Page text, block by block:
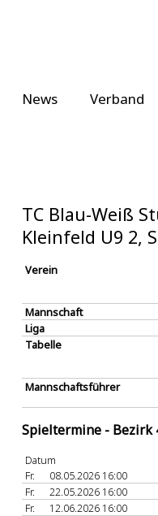
News Verband
TC Blau-Weiß
Kleinfeld U9 2,
Verein
Mannschaft
Liga
Tabelle
Mannschaftsführer
Spieltermine - Bezirk
Datum
Fr.
08.05.2026 16:00
Fr.
22.05.2026 16:00
Fr.
12.06.2026 16:00